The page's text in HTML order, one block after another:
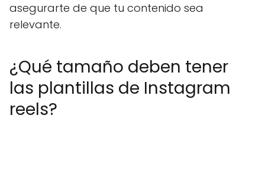
asegurarte de que tu contenido sea
relevante.
¿Qué tamaño deben tener
las plantillas de Instagram
reels?